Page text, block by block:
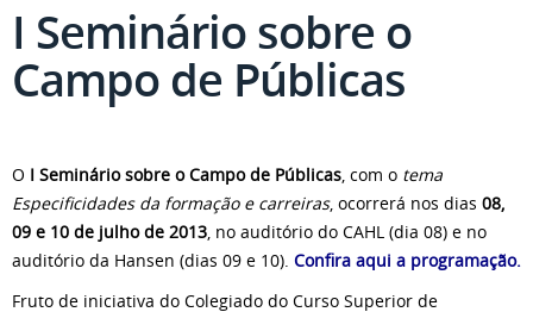
I Seminário sobre o
Campo de Públicas
O I Seminário sobre o Campo de Públicas, com o tema
Especificidades da formação e carreiras, ocorrerá nos dias 08,
09 e 10 de julho de 2013, no auditório do CAHL (dia 08) e no
auditório da Hansen (dias 09 e 10). Confira aqui a programação.
Fruto de iniciativa do Colegiado do Curso Superior de